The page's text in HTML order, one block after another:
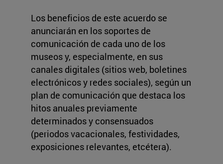
Los beneficios de este acuerdo se
anunciarán en los soportes de
comunicación de cada uno de los
museos y, especialmente, en sus
canales digitales (sitios web, boletines
electrónicos y redes sociales), según un
plan de comunicación que destaca los
hitos anuales previamente
determinados y consensuados
(periodos vacacionales, festividades,
exposiciones relevantes, etcétera).